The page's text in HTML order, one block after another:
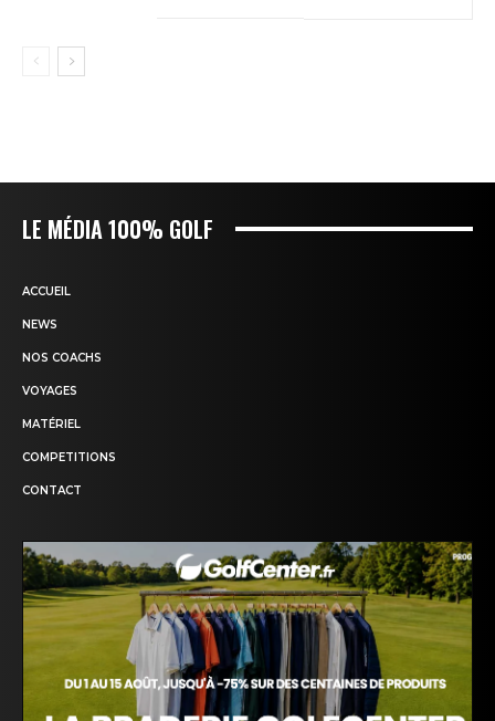
LE MÉDIA 100% GOLF
ACCUEIL
NEWS
NOS COACHS
VOYAGES
MATÉRIEL
COMPETITIONS
CONTACT